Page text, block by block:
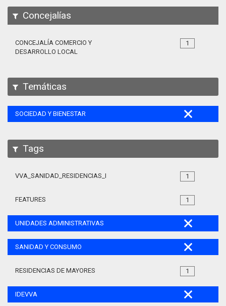
Concejalías
1
CONCEJALÍA COMERCIO Y
DESARROLLO LOCAL
Temáticas
SOCIEDAD Y BIENESTAR
Tags
1
VVA_SANIDAD_RESIDENCIAS_MAYORES_105
1
FEATURES
UNIDADES ADMINISTRATIVAS
SANIDAD Y CONSUMO
1
RESIDENCIAS DE MAYORES
IDEVVA